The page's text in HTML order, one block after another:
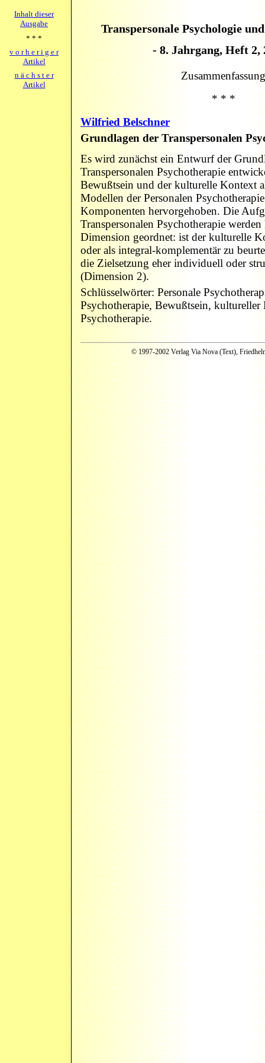
Inhalt dieser
Ausgabe
* * *
v o r h e r i g e r
Artikel
n ä c h s t e r
Artikel
Transpersonale Psychologie
- 8. Jahrgang, Heft 2,
Zusammenfassung
* * *
Wilfried Belschner
Grundlagen der Transpersonalen
Es wird zunächst ein Entwurf der
Transpersonalen Psychotherapie
Bewußtsein und der kulturelle Kontext
Modellen der Personalen
Komponenten hervorgehoben. Die
Transpersonalen Psychotherapie
Dimension geordnet: ist der kulturelle
oder als integral-komplementär zu
die Zielsetzung eher individuell oder
(Dimension 2).
Schlüsselwörter: Personale
Psychotherapie, Bewußtsein,
Psychotherapie.
© 1997-2002 Verlag Via Nova (Text),